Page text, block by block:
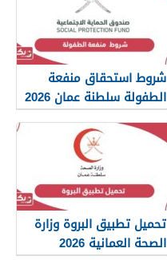
شروط استحقاق منفعة
الطفولة سلطنة عمان 2026
تحميل تطبيق البروة وزارة
الصحة العمانية 2026